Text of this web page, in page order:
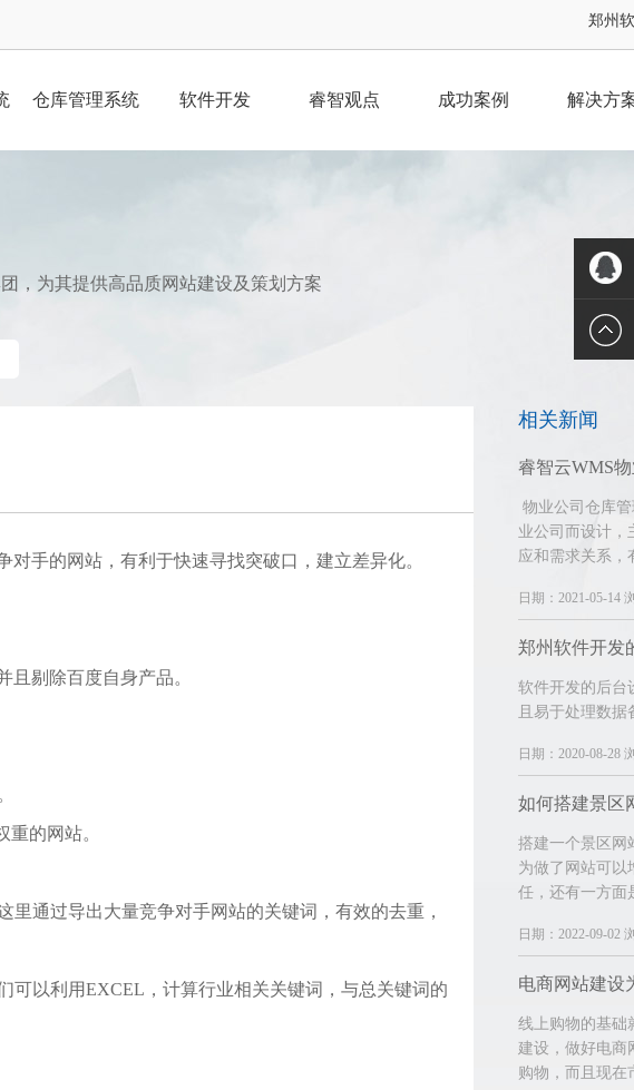
郑州
仓库管理系统 软件开发 睿智观点 成功案例 解决方
，为其提供高品质网站建设及策划方案
对手的网站，有利于快速寻找突破口，建立差异化。
剔除百度自身产品。
的网站。
通过导出大量竞争对手网站的关键词，有效的去重，
可以利用EXCEL，计算行业相关关键词，与总关键词的
相关新闻
物业公司仓库
业公司而设计，
应和需求关系，
日期：2021-05-14
软件开发的后台
且易于处理数
日期：2020-08-28
如何搭建景区
搭建一个景区网
为做了网站可以
任，还有一方面
日期：2022-09-02
电商网站建设
线上购物的基础
建设，做好电商
购物，而且现在
QQ客服